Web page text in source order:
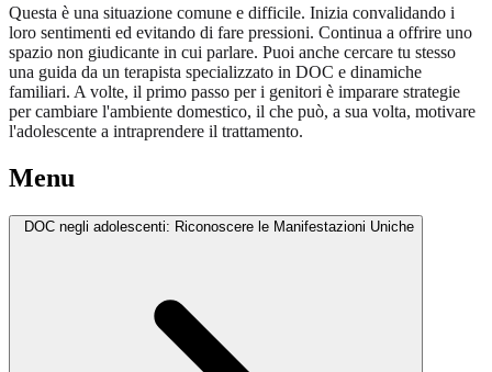
Questa è una situazione comune e difficile. Inizia convalidando i
loro sentimenti ed evitando di fare pressioni. Continua a offrire uno
spazio non giudicante in cui parlare. Puoi anche cercare tu stesso
una guida da un terapista specializzato in DOC e dinamiche
familiari. A volte, il primo passo per i genitori è imparare strategie
per cambiare l'ambiente domestico, il che può, a sua volta, motivare
l'adolescente a intraprendere il trattamento.
Menu
DOC negli adolescenti: Riconoscere le Manifestazioni Uniche